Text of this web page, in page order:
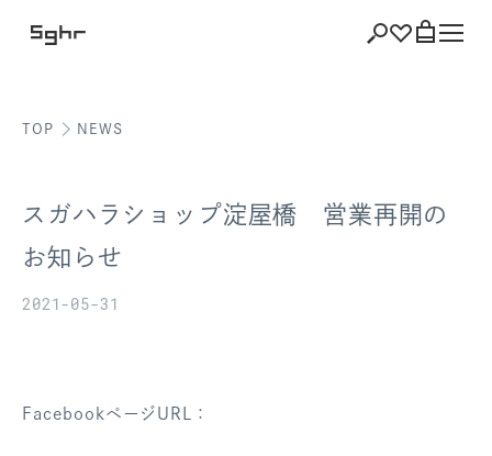
ショッピング バッグを見る
TOP NEWS
スガハラショップ淀屋橋 営業再開の
お知らせ
2021-05-31
FacebookページURL：